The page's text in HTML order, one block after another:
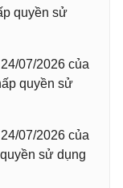
quyền sử
07/2026 của
quyền sử
07/2026 của
sử dụng